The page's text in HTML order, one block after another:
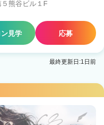
熊谷ビル１F
見学 応募
最終更新日:1日前